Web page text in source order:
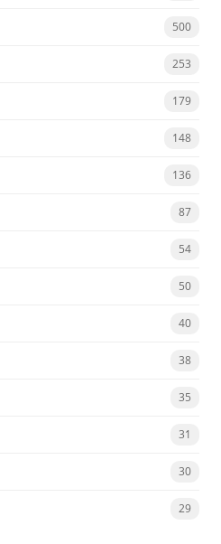
500
253
179
148
136
87
54
50
40
38
35
31
30
29